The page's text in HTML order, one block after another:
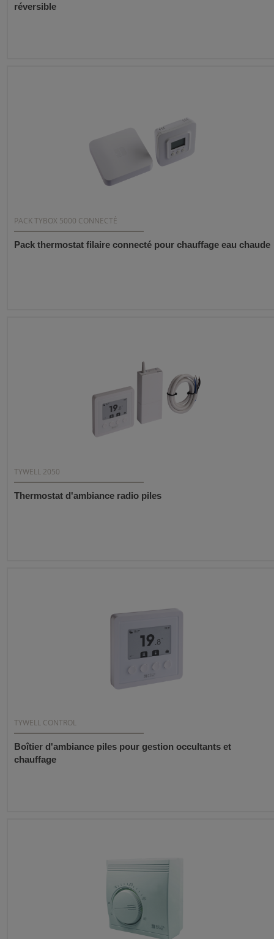
réversible
PACK TYBOX 5000 CONNECTÉ
Pack thermostat filaire connecté pour chauffage eau chaude
TYWELL 2050
Thermostat d'ambiance radio piles
TYWELL CONTROL
Boîtier d'ambiance piles pour gestion occultants et
chauffage